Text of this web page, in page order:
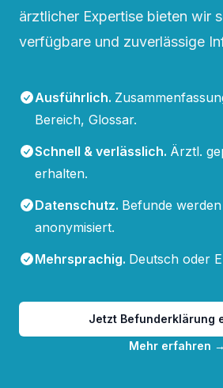
ärztlicher Expertise bieten wir
verfügbare und zuverlässige
Ausführlich.
Bereich, Glossar.
Schnell & verlässlich. Ärztl.
erhalten.
Datenschutz. Befunde
anonymisiert.
Mehrsprachig. Deutsch oder
Jetzt Befunderklärung
Mehr erfahren →